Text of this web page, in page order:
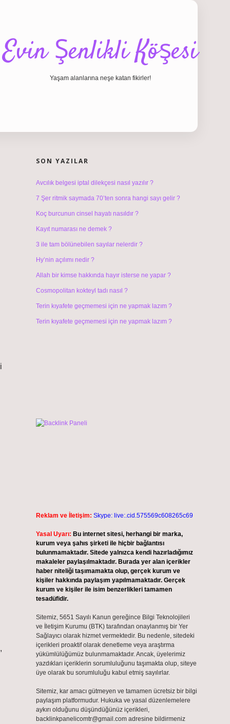
Evin Şenlikli Köşesi
Yaşam alanlarına neşe katan fikirler!
SON YAZILAR
Avcılık belgesi iptal dilekçesi nasıl yazılır ?
7 Şer ritmik saymada 70’ten sonra hangi sayı gelir ?
Koç burcunun cinsel hayatı nasıldır ?
Kayıt numarası ne demek ?
3 ile tam bölünebilen sayılar nelerdir ?
Hy’nin açılımı nedir ?
Allah bir kimse hakkında hayır isterse ne yapar ?
Cosmopolitan kokteyl tadı nasıl ?
Terin kıyafete geçmemesi için ne yapmak lazım ?
Terin kıyafete geçmemesi için ne yapmak lazım ?
Reklam ve İletişim: Skype: live:.cid.575569c608265c69
Yasal Uyarı: Bu internet sitesi, herhangi bir marka,
kurum veya şahıs şirketi ile hiçbir bağlantısı
bulunmamaktadır. Sitede yalnızca kendi hazırladığımız
makaleler paylaşılmaktadır. Burada yer alan içerikler
haber niteliği taşımamakta olup, gerçek kurum ve
kişiler hakkında paylaşım yapılmamaktadır. Gerçek
kurum ve kişiler ile isim benzerlikleri tamamen
tesadüfidir.
Sitemiz, 5651 Sayılı Kanun gereğince Bilgi Teknolojileri
ve İletişim Kurumu (BTK) tarafından onaylanmış bir Yer
Sağlayıcı olarak hizmet vermektedir. Bu nedenle, sitedeki
içerikleri proaktif olarak denetleme veya araştırma
yükümlülüğümüz bulunmamaktadır. Ancak, üyelerimiz
yazdıkları içeriklerin sorumluluğunu taşımakta olup, siteye
üye olarak bu sorumluluğu kabul etmiş sayılırlar.
Sitemiz, kar amacı gütmeyen ve tamamen ücretsiz bir bilgi
paylaşım platformudur. Hukuka ve yasal düzenlemelere
aykırı olduğunu düşündüğünüz içerikleri,
backlinkpanelicomtr@gmail.comadresine bildirmeniz